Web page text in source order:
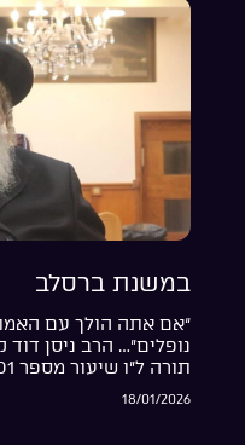
במשנת ברסלב
“אם אתה הולך עם
נופלים”… הרב ניסן דוד
תורה ל”ו שיעור מספר 01
18/01/2026